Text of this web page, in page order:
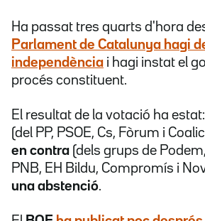
Ha passat tres quarts d'hora
Parlament de Catalunya hagi
independència i hagi instat el
procés constituent.
El resultat de la votació ha estat:
(del PP, PSOE, Cs, Fòrum i
en contra (dels grups de Podem,
PNB, EH Bildu, Compromís i
una abstenció.